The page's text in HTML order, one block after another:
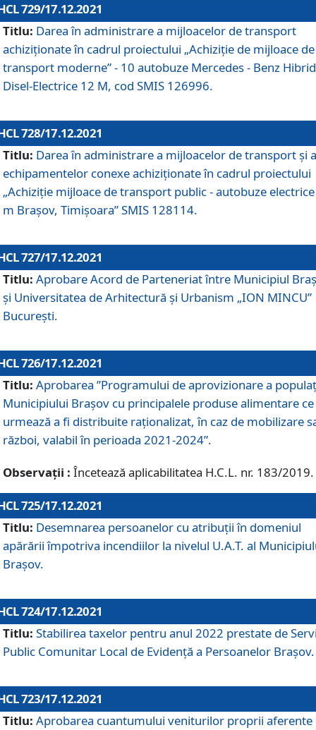
729/17.12.2021
Titlu: Darea în administrare a mijloacelor de transport
achiziționate în cadrul proiectului „Achiziţie de mijloace de
transport moderne” - 10 autobuze Mercedes - Benz Hibrid
Disel-Electrice 12 M, cod SMIS 126996.
728/17.12.2021
Titlu: Darea în administrare a mijloacelor de transport și a
echipamentelor conexe achiziționate în cadrul proiectului
„Achiziție mijloace de transport public - autobuze
m Brașov, Timișoara” SMIS 128114.
727/17.12.2021
Titlu: Aprobare Acord de Parteneriat între Municipiul
și Universitatea de Arhitectură și Urbanism „ION MINCU”
București.
726/17.12.2021
Titlu: Aprobarea ”Programului de aprovizionare a
Municipiului Braşov cu principalele produse alimentare ce
urmează a fi distribuite raționalizat, în caz de mobilizare
război, valabil în perioada 2021-2024”.
Observații : Încetează aplicabilitatea H.C.L. nr. 183/2019.
725/17.12.2021
Titlu: Desemnarea persoanelor cu atribuții în domeniul
apărării împotriva incendiilor la nivelul U.A.T. al
Brașov.
724/17.12.2021
Titlu: Stabilirea taxelor pentru anul 2022 prestate de
Public Comunitar Local de Evidență a Persoanelor Braşov.
723/17.12.2021
Titlu: Aprobarea cuantumului veniturilor proprii aferente